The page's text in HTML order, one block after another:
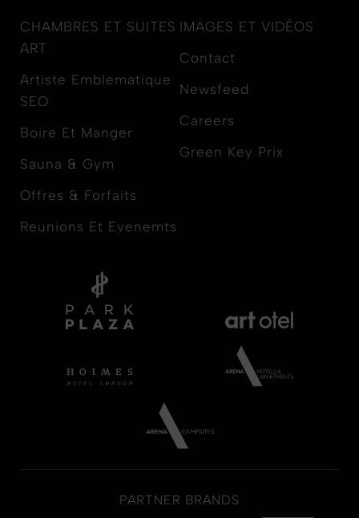
CHAMBRES ET SUITES
ART
Artiste Emblematique
SEO
Boire Et Manger
Sauna & Gym
Offres & Forfaits
Reunions Et Evenemts
IMAGES ET VIDÉOS
Contact
Newsfeed
Careers
Green Key Prix
PARTNER BRANDS